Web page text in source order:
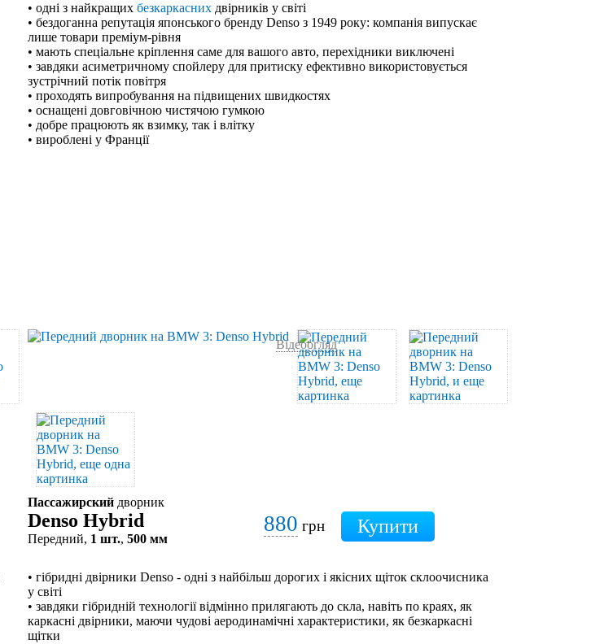
• одні з найкращих безкаркасних двірників у світі
• бездоганна репутація японського бренду Denso з 1949 року: компанія випускає
лише товари преміум-рівня
• мають спеціальне кріплення саме для вашого авто, перехідники виключені
• завдяки асиметричному спойлеру для притиску ефективно використовується
зустрічний потік повітря
• проходять випробування на підвищених швидкостях
• оснащені довговічною чистячою гумкою
• добре працюють як взимку, так і влітку
• вироблені у Франції
Відеоогляд
Пассажирский дворник
Denso Hybrid
Передний, 1 шт., 500 мм
880 грн
• гібридні двірники Denso - одні з найбільш дорогих і якісних щіток склоочисника
у світі
• завдяки гібридній технології відмінно прилягають до скла, навіть по краях, як
каркасні двірники, маючи чудові аеродинамічні характеристики, як безкаркасні
щітки